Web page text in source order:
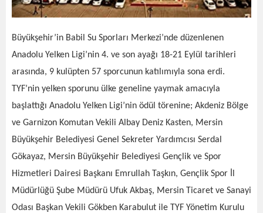
Büyükşehir’in Babil Su Sporları Merkezi’nde düzenlenen
Anadolu Yelken Ligi’nin 4. ve son ayağı 18-21 Eylül tarihleri
arasında, 9 kulüpten 57 sporcunun katılımıyla sona erdi.
TYF’nin yelken sporunu ülke geneline yaymak amacıyla
başlattığı Anadolu Yelken Ligi’nin ödül törenine; Akdeniz Bölge
ve Garnizon Komutan Vekili Albay Deniz Kasten, Mersin
Büyükşehir Belediyesi Genel Sekreter Yardımcısı Serdal
Gökayaz, Mersin Büyükşehir Belediyesi Gençlik ve Spor
Hizmetleri Dairesi Başkanı Emrullah Taşkın, Gençlik Spor İl
Müdürlüğü Şube Müdürü Ufuk Akbaş, Mersin Ticaret ve Sanayi
Odası Başkan Vekili Gökben Karabulut ile TYF Yönetim Kurulu